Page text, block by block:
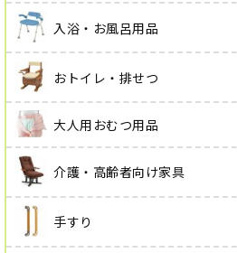
入浴・お風呂用品
おトイレ・排せつ
大人用おむつ用品
介護・高齢者向け家具
手すり